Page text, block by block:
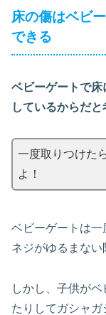
床の傷はベビ
できる
ベビーゲートで
しているからだと
一度取りつけた
よ！
ベビーゲートは
ネジがゆるまない
しかし、子供が
たりしてガシャガ